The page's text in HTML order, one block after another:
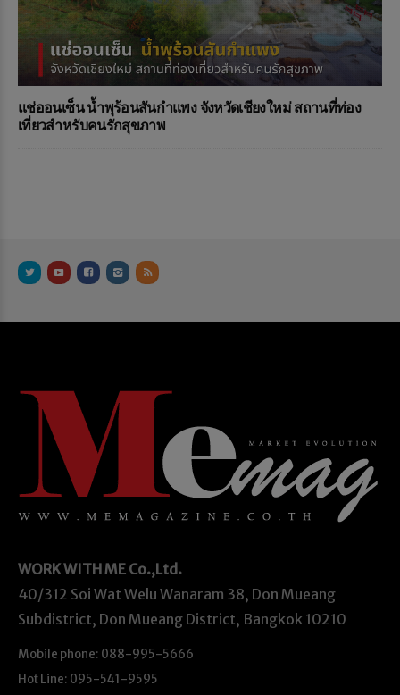
แช่ออนเซ็น น้ำพุร้อนสันกำแพง จังหวัดเชียงใหม่ สถานที่ท่อง
เที่ยวสำหรับคนรักสุขภาพ
WORK WITH ME Co.,Ltd.
40/312 Soi Wat Welu Wanaram 38, Don Mueang
Subdistrict, Don Mueang District, Bangkok 10210
Mobile phone: 088-995-5666
Hot Line: 095-541-9595